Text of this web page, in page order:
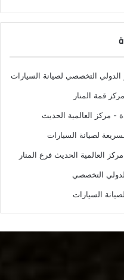
الدولي التخصصي لصيانة السيارات
قمة المنار
- مركز العالمية الحديث
لصيانة السيارات
العالمية الحديث فرع المنار
التخصصي
السيارات